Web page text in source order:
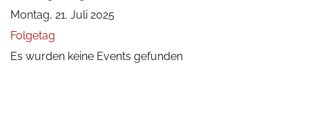
Montag, 21. Juli 2025
Folgetag
Es wurden keine Events gefunden